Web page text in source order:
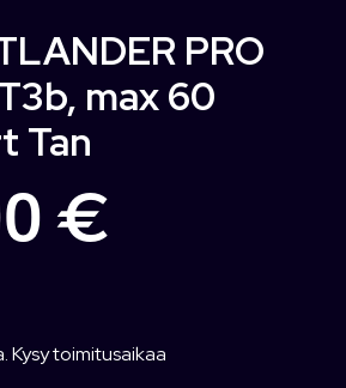
PRO
max 60
Tan
€
Kysy toimitusaikaa